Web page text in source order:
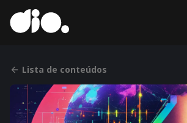
Lista de conteúdos